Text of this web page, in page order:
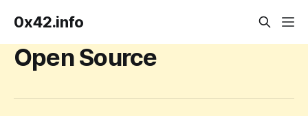
0x42.info
Open Source